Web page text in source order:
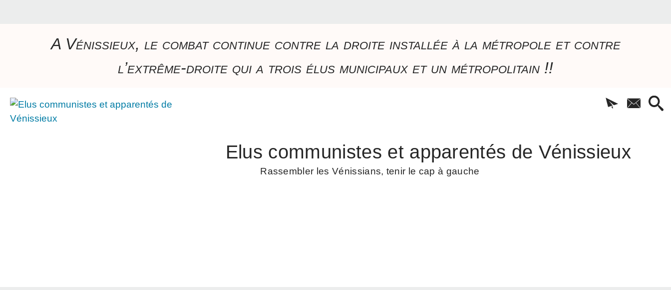
A Vénissieux, le combat continue contre la droite installée à la métropole et contre
l’extrême-droite qui a trois élus municipaux et un métropolitain !!
Elus communistes et apparentés de Vénissieux
Rassembler les Vénissians, tenir le cap à gauche